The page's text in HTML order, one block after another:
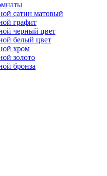
сатин матовый
графит
черный цвет
белый цвет
хром
золото
бронза